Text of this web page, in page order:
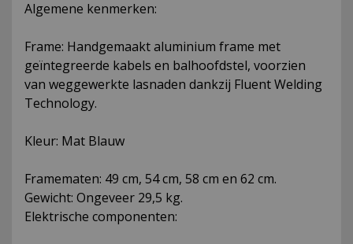
Algemene kenmerken:
Frame: Handgemaakt aluminium frame met
geïntegreerde kabels en balhoofdstel, voorzien
van weggewerkte lasnaden dankzij Fluent Welding
Technology.
Kleur: Mat Blauw
Framematen: 49 cm, 54 cm, 58 cm en 62 cm.
Gewicht: Ongeveer 29,5 kg.
Elektrische componenten: